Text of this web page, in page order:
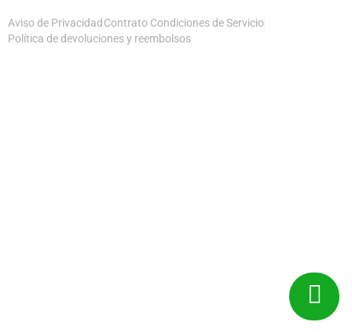
Aviso de Privacidad Contrato Condiciones de Servicio
Política de devoluciones y reembolsos